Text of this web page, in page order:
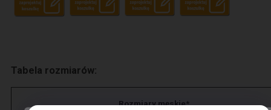
Tabela rozmiarów:
Rozmiary męskie*